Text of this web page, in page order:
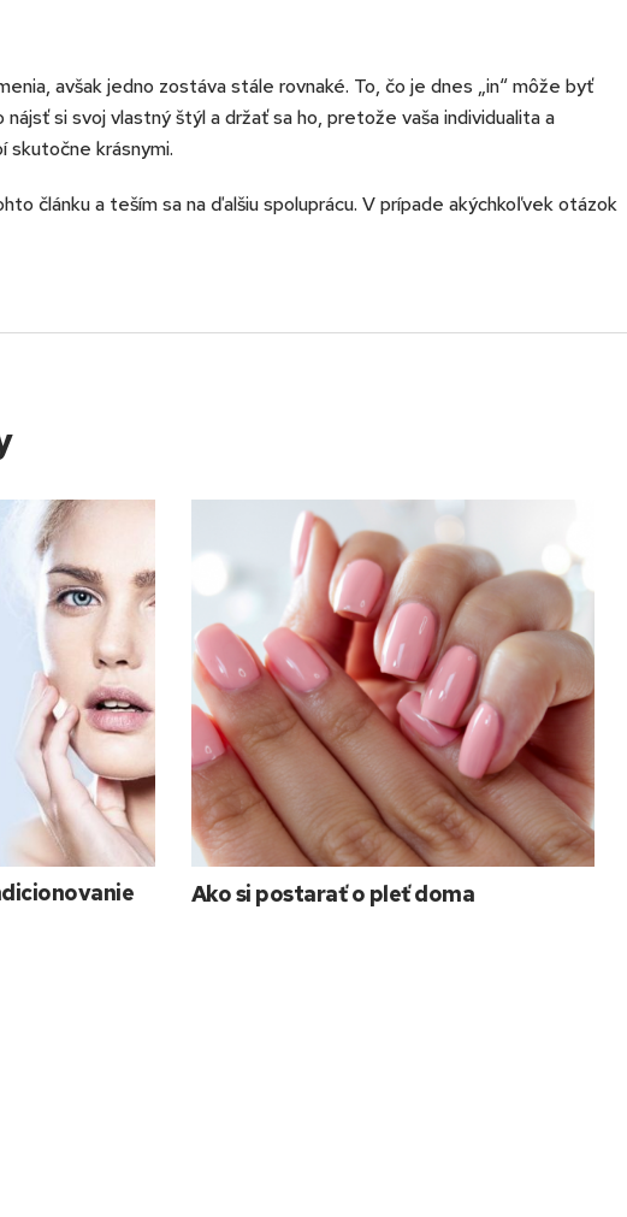
avšak jedno zostáva stále rovnaké. To, čo je dnes „in“ môže byť
si svoj vlastný štýl a držať sa ho, pretože vaša individualita a
skutočne krásnymi.
článku a teším sa na ďalšiu spoluprácu. V prípade akýchkoľvek otázok
Ako si postarať o pleť doma